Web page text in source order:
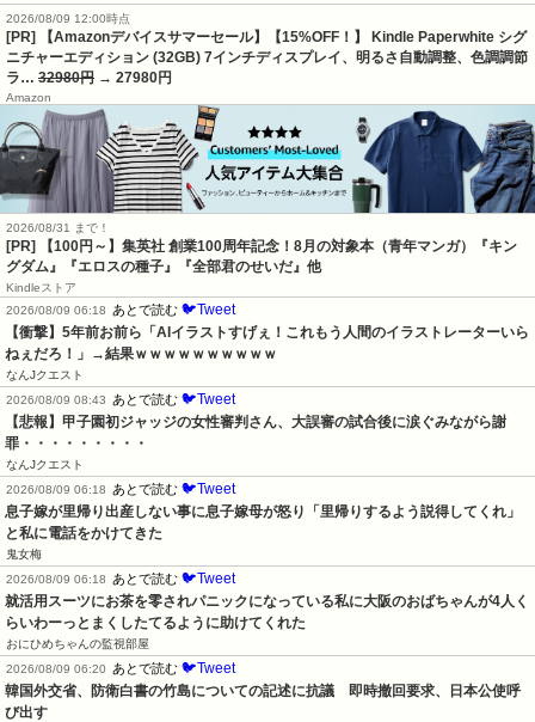
2026/08/09 12:00時点
[PR] 【Amazonデバイスサマーセール】【15%OFF！】 Kindle Paperwhite シグ
ニチャーエディション (32GB) 7インチディスプレイ、明るさ自動調整、色調調節
ラ… 32980円 → 27980円
Amazon
2026/08/31 まで！
[PR]
【100円～】集英社 創業100周年記念！8月の対象本（青年マンガ）『キン
グダム』『エロスの種子』『全部君のせいだ』他
Kindleストア
2026/08/09 06:18
あとで読む 🐦Tweet
【衝撃】5年前お前ら「AIイラストすげぇ！これもう人間のイラストレーターいら
ねぇだろ！」→結果ｗｗｗｗｗｗｗｗｗｗ
なんJクエスト
2026/08/09 08:43
あとで読む 🐦Tweet
【悲報】甲子園初ジャッジの女性審判さん、大誤審の試合後に涙ぐみながら謝
罪・・・・・・・・・
なんJクエスト
2026/08/09 06:18
あとで読む 🐦Tweet
息子嫁が里帰り出産しない事に息子嫁母が怒り「里帰りするよう説得してくれ」
と私に電話をかけてきた
鬼女梅
2026/08/09 06:18
あとで読む 🐦Tweet
就活用スーツにお茶を零されパニックになっている私に大阪のおばちゃんが4人く
らいわーっとまくしたてるように助けてくれた
おにひめちゃんの監視部屋
2026/08/09 06:20
あとで読む 🐦Tweet
韓国外交省、防衛白書の竹島についての記述に抗議　即時撤回要求、日本公使呼
び出す